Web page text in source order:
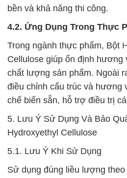
bền và khả năng thi công.
4.2. Ứng Dụng Trong Thực
Trong ngành thực phẩm, Bột
Cellulose giúp ổn định hương
chất lượng sản phẩm. Ngoài
điều chỉnh cấu trúc và hương
chế biến sẵn, hỗ trợ điều trị
5. Lưu Ý Sử Dụng Và Bảo
Hydroxyethyl Cellulose
5.1. Lưu Ý Khi Sử Dụng
Sử dụng đúng liều lượng